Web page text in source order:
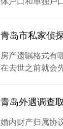
房产遗嘱格式有
在去世之前就会
婚内财产归属协